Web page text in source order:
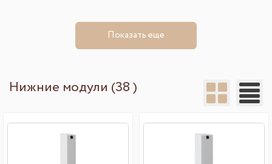
Показать еще
Нижние модули (38 )